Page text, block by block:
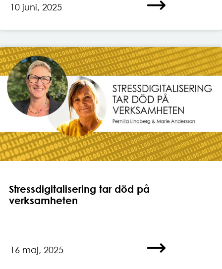
10 juni, 2025
Stressdigitalisering tar död på
verksamheten
16 maj, 2025